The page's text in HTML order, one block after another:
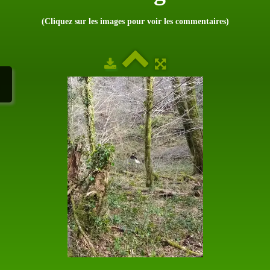
(Cliquez sur les images pour voir les commentaires)